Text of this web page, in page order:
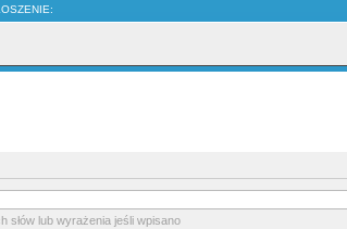
słów lub wyrażenia jeśli wpisano